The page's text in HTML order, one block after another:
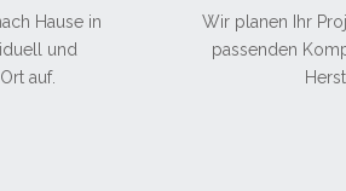
Hause in
und
auf.
Wir planen Ihr
passenden